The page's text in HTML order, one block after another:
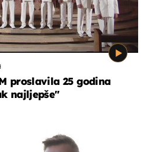
proslavila 25 godina
najljepše"